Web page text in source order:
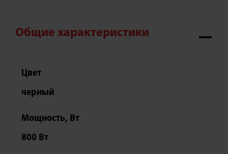
Общие характеристики
Цвет
черный
Мощность, Вт
800 Вт